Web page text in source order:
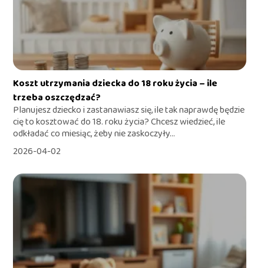
Koszt utrzymania dziecka do 18 roku życia – ile
trzeba oszczędzać?
Planujesz dziecko i zastanawiasz się, ile tak naprawdę będzie
cię to kosztować do 18. roku życia? Chcesz wiedzieć, ile
odkładać co miesiąc, żeby nie zaskoczyły...
2026-04-02